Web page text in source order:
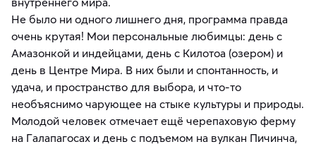
Не было ни одного лишнего дня, программа правда
очень крутая! Мои персональные любимцы: день с
Амазонкой и индейцами, день с Килотоа (озером) и
день в Центре Мира. В них были и спонтанность, и
удача, и пространство для выбора, и что-то
необъяснимо чарующее на стыке культуры и природы.
Молодой человек отмечает ещё черепаховую ферму
на Галапагосах и день с подъемом на вулкан Пичинча,